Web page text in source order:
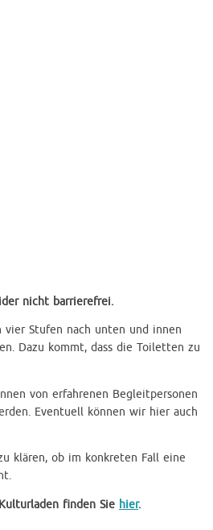
nicht barrierefrei.
vier Stufen nach unten und innen
Dazu kommt, dass die Toiletten zu
von erfahrenen Begleitpersonen
Eventuell können wir hier auch
klären, ob im konkreten Fall eine
finden Sie hier.